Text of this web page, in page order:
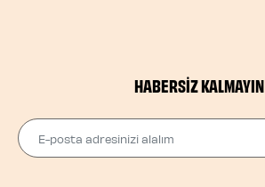
HABERSIZ KALMAYIN
E-posta adresinizi alalım